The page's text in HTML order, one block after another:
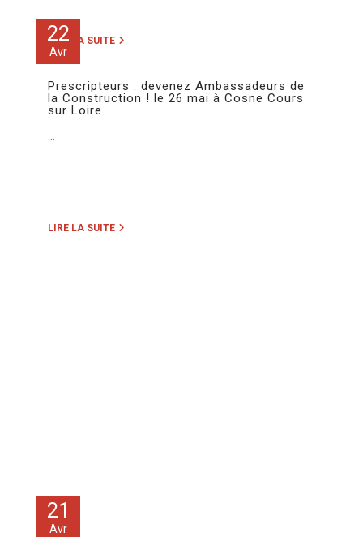
LIRE LA SUITE
22
Avr
Prescripteurs : devenez Ambassadeurs de
la Construction ! le 26 mai à Cosne Cours
sur Loire
...
LIRE LA SUITE
21
Avr